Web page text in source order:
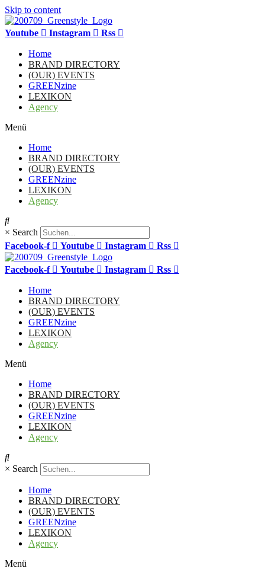
Skip to content
Youtube Instagram Rss
Home
BRAND DIRECTORY
(OUR) EVENTS
GREENzine
LEXIKON
Agency
Menü
Home
BRAND DIRECTORY
(OUR) EVENTS
GREENzine
LEXIKON
Agency
× Search
Facebook-f
Youtube Instagram Rss
Facebook-f Youtube Instagram Rss
Home
BRAND DIRECTORY
(OUR) EVENTS
GREENzine
LEXIKON
Agency
Menü
Home
BRAND DIRECTORY
(OUR) EVENTS
GREENzine
LEXIKON
Agency
× Search
Home
BRAND DIRECTORY
(OUR) EVENTS
GREENzine
LEXIKON
Agency
Menü